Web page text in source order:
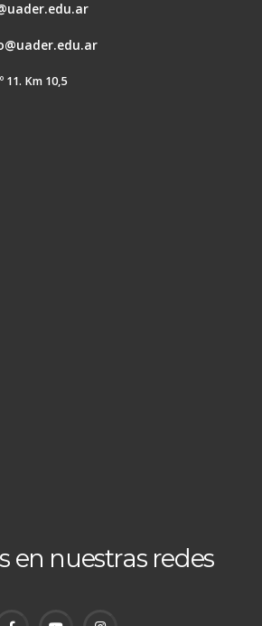
11. Km 10,5
en nuestras redes